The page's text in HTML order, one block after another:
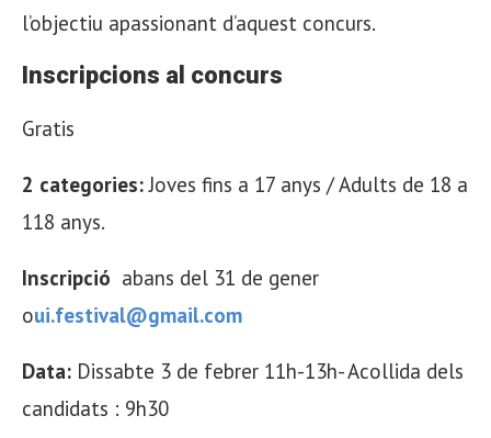
l’objectiu apassionant d’aquest concurs.
Inscripcions al concurs
Gratis
2 categories:Joves fins a 17 anys / Adults de 18 a
118 anys.
Inscripció abans del 31 de gener
oui.festival@gmail.com
Data: Dissabte 3 de febrer 11h-13h- Acollida dels
candidats : 9h30